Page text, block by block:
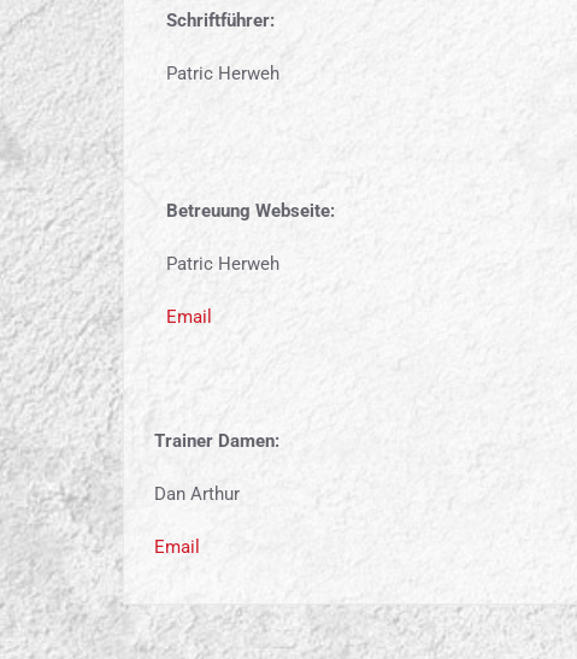
Schriftführer:
Patric Herweh
Betreuung Webseite:
Patric Herweh
Email
Trainer Damen:
Dan Arthur
Email